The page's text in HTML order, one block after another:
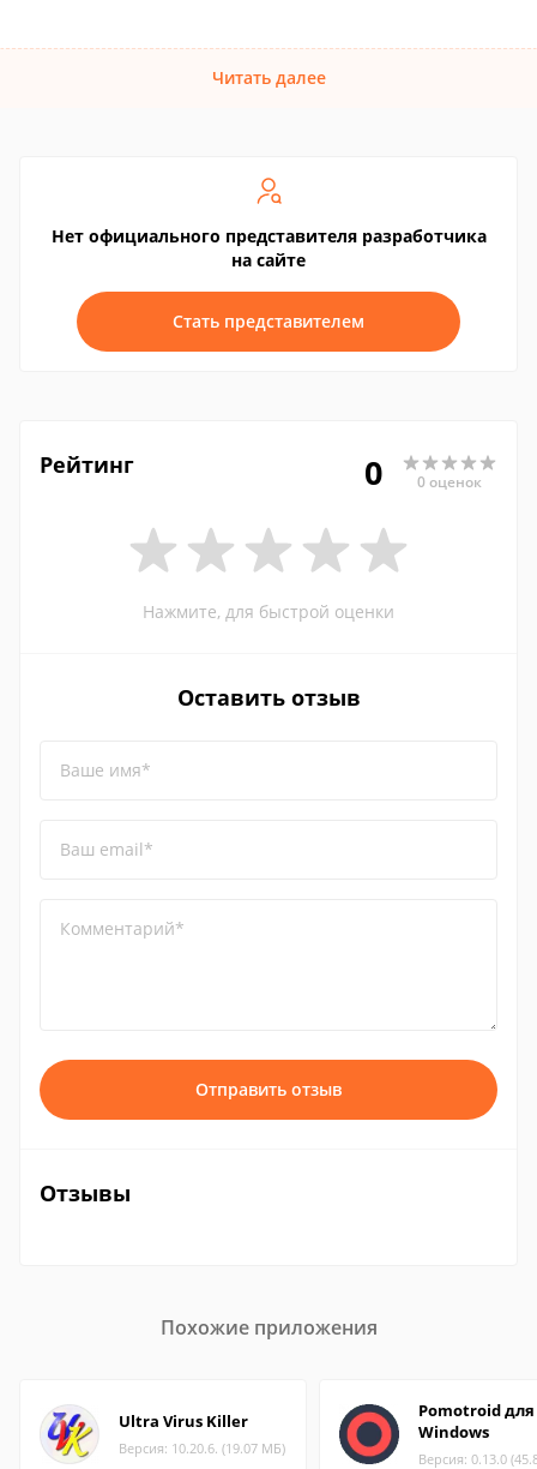
Читать далее
Нет официального представителя разработчика
на сайте
Стать представителем
Рейтинг 0 0 оценок
Нажмите, для быстрой оценки
Оставить отзыв
Ваше имя*
Ваш email*
Комментарий*
Отправить отзыв
Отзывы
Похожие приложения
Ultra Virus Killer
Версия: 10.20.6. (19.07 МБ)
Pomotroid для
Windows
Версия: 0.13.0